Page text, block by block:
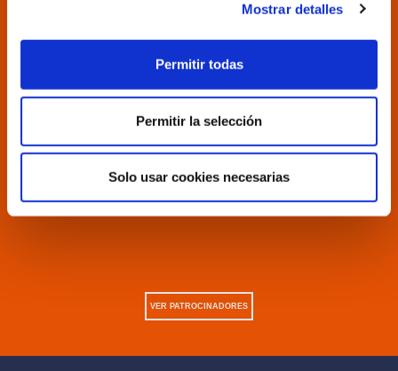
Mostrar detalles
Permitir todas
Permitir la selección
Solo usar cookies necesarias
VER PATROCINADORES